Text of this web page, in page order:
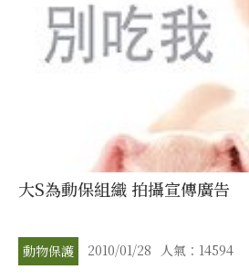
大S為動保組織 拍攝宣傳廣告
動物保護 2010/01/28 人氣：14594